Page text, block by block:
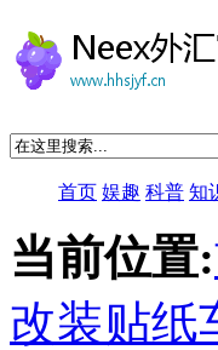
首页 娱趣 科普 知
当前位置:
改装贴纸